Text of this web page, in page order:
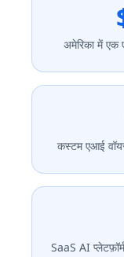
अमेरिका में
कस्टम एआई
SaaS AI